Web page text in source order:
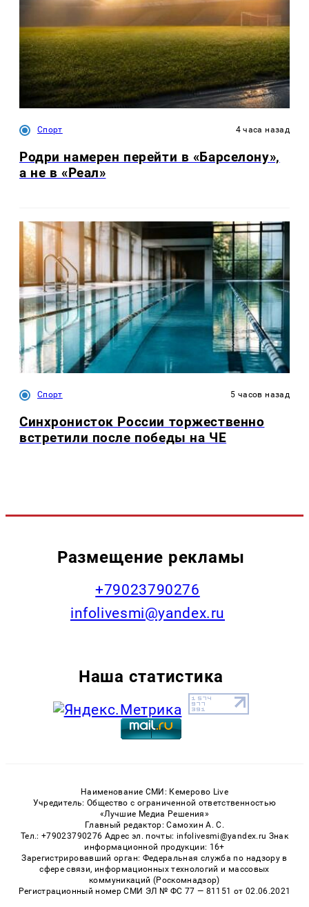
Спорт 4 часа назад
Родри намерен перейти в «Барселону»,
а не в «Реал»
Спорт 5 часов назад
Синхронисток России торжественно
встретили после победы на ЧЕ
Размещение рекламы
+79023790276
infolivesmi@yandex.ru
Наша статистика
Наименование СМИ: Кемерово Live
Учредитель: Общество с ограниченной ответственностью
«Лучшие Медиа Решения»
Главный редактор: Самохин А. С.
Тел.: +79023790276 Адрес эл. почты: infolivesmi@yandex.ru Знак
информационной продукции: 16+
Зарегистрировавший орган: Федеральная служба по надзору в
сфере связи, информационных технологий и массовых
коммуникаций (Роскомнадзор)
Регистрационный номер СМИ ЭЛ № ФС 77 — 81151 от 02.06.2021